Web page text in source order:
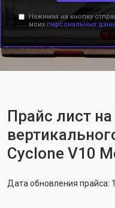
Нажимая на кнопку
моих персональных
Прайс лист
Cyclone V10
Дата обновления прайса: